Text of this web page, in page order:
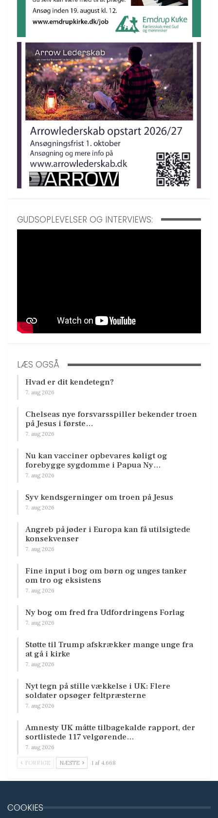
GUDSOPLEVELSER OG INTERVIEWS:
LÆS OGSÅ
Hvad er dit kendetegn?
7. aug 2026
Chelseas nye forsvarsspiller bekender troen
på Jesus i første…
7. aug 2026
Nu kan vacciner opbevares køligt og
forebygge sygdomme i Papua Ny…
7. aug 2026
Syv kendsgerninger om troen på Jesus
7. aug 2026
Angreb på jøder i Europa kan få utilsigtede
konsekvenser
7. aug 2026
Fine input i bog om børn og unges tanker
om tro og eksistens
7. aug 2026
Ny bog om fred fra Udfordringens Forlag
7. aug 2026
Støtte til Trump afskrækker mange unge fra
at gå i kirke
7. aug 2026
Nyt tegn på stille vækkelse i UK: Flere
soldater opsøger feltpræsterne
7. aug 2026
Amnesty UK måtte tilbagekalde rapport, der
sortlistede 117 velgørende…
7. aug 2026
FORRIGE NÆSTE 1 af 4.668
COOKIES